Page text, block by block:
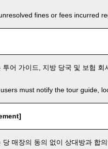
fines or fees incurred
어 가이드, 지방 당국 및 보험 회
must notify the tour guide,
매장의 동의 없이 상대방과 합